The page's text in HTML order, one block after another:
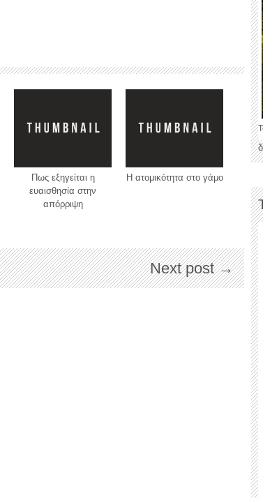
Πως εξηγείται η
ευαισθησία στην
απόρριψη
Η ατομικότητα στο γάμο
Next post →